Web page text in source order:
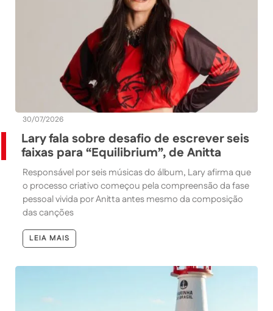
30/07/2026
Lary fala sobre desafio de escrever seis
faixas para “Equilibrium”, de Anitta
Responsável por seis músicas do álbum, Lary afirma que
o processo criativo começou pela compreensão da fase
pessoal vivida por Anitta antes mesmo da composição
das canções
LEIA MAIS